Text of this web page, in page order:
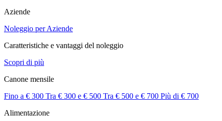
Aziende
Noleggio per Aziende
Caratteristiche e vantaggi del noleggio
Scopri di più
Canone mensile
Fino a € 300 Tra € 300 e € 500 Tra € 500 e € 700 Più di € 700
Alimentazione